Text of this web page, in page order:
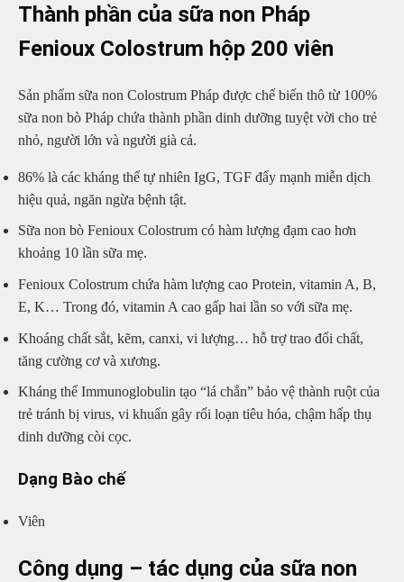
Thành phần của sữa non Pháp
Fenioux Colostrum hộp 200 viên
Sản phẩm sữa non Colostrum Pháp được chế biến thô từ 100%
sữa non bò Pháp chứa thành phần dinh dưỡng tuyệt vời cho trẻ
nhỏ, người lớn và người già cả.
86% là các kháng thể tự nhiên IgG, TGF đẩy mạnh miễn dịch
hiệu quả, ngăn ngừa bệnh tật.
Sữa non bò Fenioux Colostrum có hàm lượng đạm cao hơn
khoảng 10 lần sữa mẹ.
Fenioux Colostrum chứa hàm lượng cao Protein, vitamin A, B,
E, K… Trong đó, vitamin A cao gấp hai lần so với sữa mẹ.
Khoáng chất sắt, kẽm, canxi, vi lượng… hỗ trợ trao đổi chất,
tăng cường cơ và xương.
Kháng thể Immunoglobulin tạo “lá chắn” bảo vệ thành ruột của
trẻ tránh bị virus, vi khuẩn gây rối loạn tiêu hóa, chậm hấp thụ
dinh dưỡng còi cọc.
Dạng Bào chế
Viên
Công dụng – tác dụng của sữa non